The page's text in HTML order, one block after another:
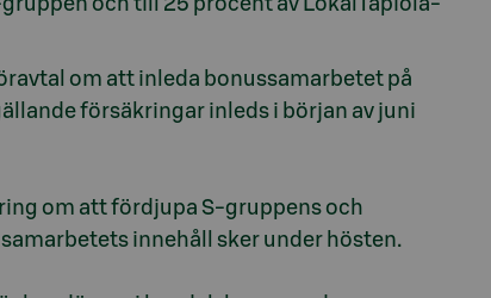
om att inleda bonussamarbetet på
försäkringar inleds i början av juni
om att fördjupa S-gruppens och
innehåll sker under hösten.